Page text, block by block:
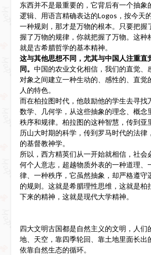
东西并不是最重要的，它背后有一个抽象
逻辑、用语言精确表达的Logos，按今天
一种规则，那才是万物的根本。只要把握
握了万物的规律，你就把握了万物。这种
就是古希腊哲学的基本精神。
这与其他思想不同，尤其与中国人注重直
同。 中国的农业文化相信，我们的直觉、
对象之间建立一种生动的、感性的、直觉
人的特色。
而在柏拉图时代，他鼓励他的学生去寻找
数学、几何学，从这些抽象的理念、概念
秩序和规律。柏拉图的这种智慧，传到亚
历山大时期的科学，传到罗马时代的法律
的基督教神学。
所以，西方精英们从一开始就相信，社会
何个人意志，超越物质外表的一种道理、
律、一种秩序，它虽然抽象，却严格遵守
的规则。这就是希腊理性思维，这就是柏
下来的精神，这就是现代大学精神。
四大文明古国都是自然主义的文明，人们
地、天空，靠四季轮回、靠土地里面长出
依靠自然生态的循环。